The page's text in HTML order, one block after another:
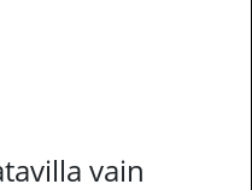
vain